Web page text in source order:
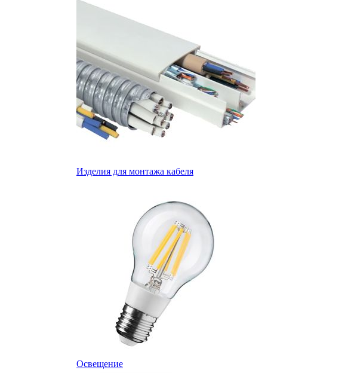
Изделия для монтажа кабеля
Освещение